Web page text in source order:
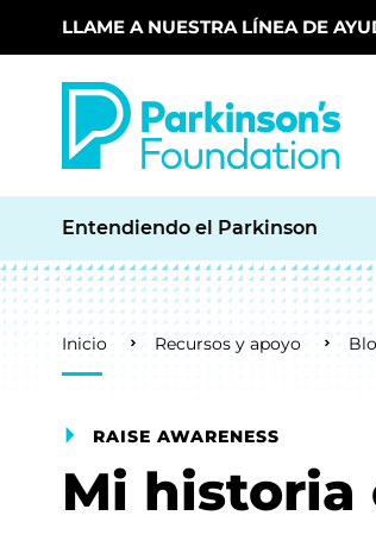
Skip to main content
LLAME A NUESTRA LÍNEA DE
Entendiendo el Parkinson
Breadcrumb
Inicio Recursos y apoyo
RAISE AWARENESS
Mi historia